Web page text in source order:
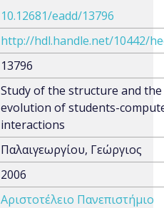
10.12681/eadd/13796
http://hdl.handle.net/10442/
13796
Study of the structure and the
evolution of students-
interactions
Παλαιγεωργίου, Γεώργιος
2006
Αριστοτέλειο Πανεπιστήμιο